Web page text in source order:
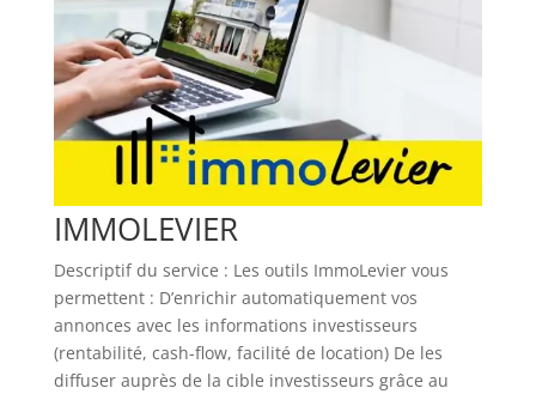
IMMOLEVIER
Descriptif du service : Les outils ImmoLevier vous
permettent : D’enrichir automatiquement vos
annonces avec les informations investisseurs
(rentabilité, cash-flow, facilité de location) De les
diffuser auprès de la cible investisseurs grâce au